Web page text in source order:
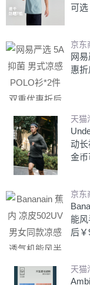
可选
京东
网
惠
天猫
动长
金币
京东
能
后
天猫